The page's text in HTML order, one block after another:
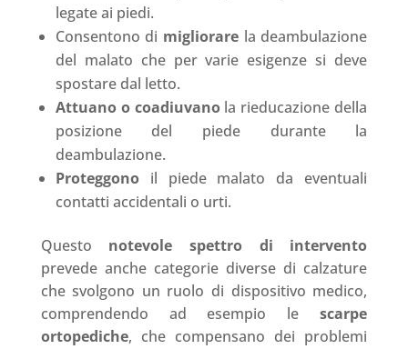
legate ai piedi.
Consentono di migliorare la deambulazione
del malato che per varie esigenze si deve
spostare dal letto.
Attuano o coadiuvanola rieducazione della
posizione del piede durante la
deambulazione.
Proteggonoil piede malato da eventuali
contatti accidentali o urti.
Questo notevole spettro di intervento
prevede anche categorie diverse di calzature
che svolgono un ruolo di dispositivo medico,
comprendendo ad esempio lescarpe
ortopediche, che compensano dei problemi